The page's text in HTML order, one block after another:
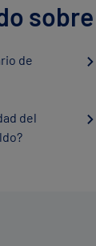
sobre
de
del